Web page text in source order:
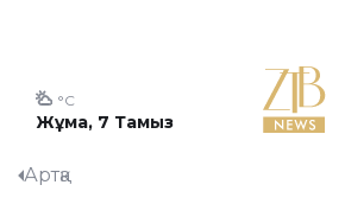
Жұма, 7 Тамыз
°C
Артқа